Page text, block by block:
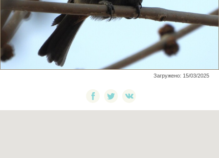
Загружено: 15/03/2025